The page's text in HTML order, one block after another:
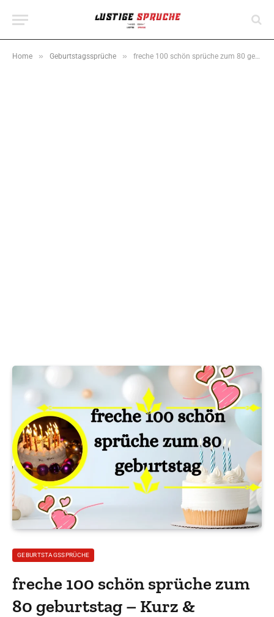
Home » Geburtstagssprüche » freche 100 schön sprüche zum 80 geburtstag – Kurz & Besinnlich
GEBURTSTAGSSPRÜCHE
freche 100 schön sprüche zum
80 geburtstag – Kurz &